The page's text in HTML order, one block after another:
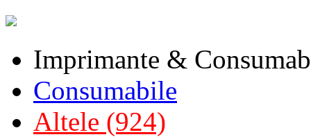
Imprimante &
Consumabile
Altele (924)